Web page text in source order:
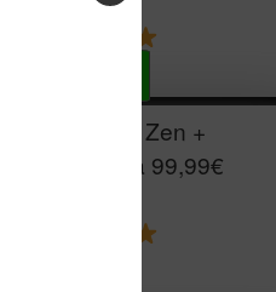
Vivlio Light Zen +
HOUSSE à 99,99€